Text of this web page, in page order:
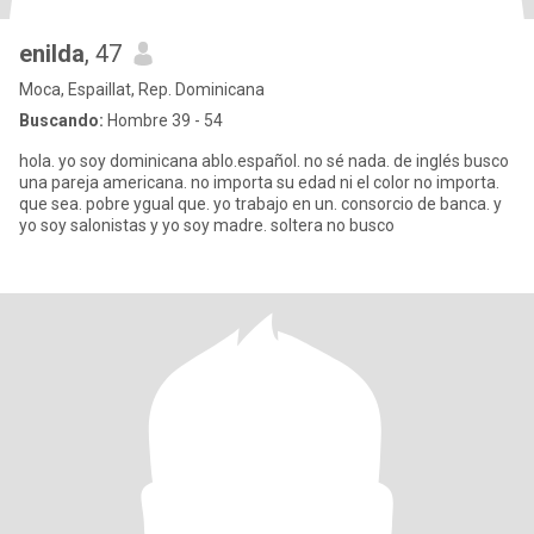
enilda, 47
Moca, Espaillat, Rep. Dominicana
Buscando: Hombre 39 - 54
hola. yo soy dominicana ablo.español. no sé nada. de inglés busco
una pareja americana. no importa su edad ni el color no importa.
que sea. pobre ygual que. yo trabajo en un. consorcio de banca. y
yo soy salonistas y yo soy madre. soltera no busco